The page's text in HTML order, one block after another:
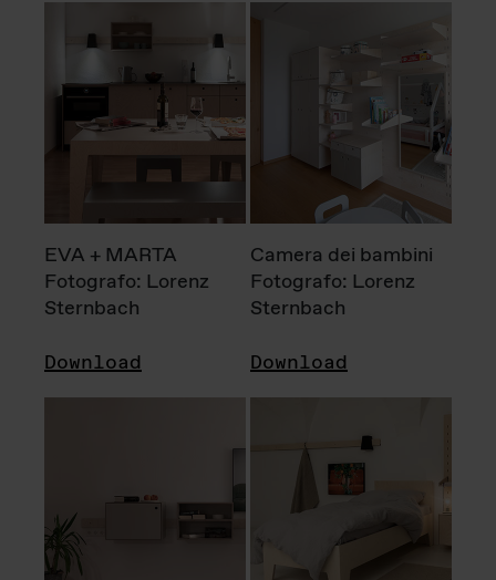
EVA + MARTA
Fotografo: Lorenz
Sternbach
Download
Camera dei bambini
Fotografo: Lorenz
Sternbach
Download